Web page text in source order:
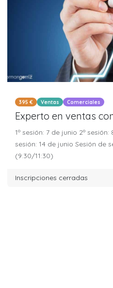
395 € Ventas Comerciales
Experto en ventas
1º sesión: 7 de junio 2º
sesión: 14 de junio Sesión de
(9:30/11:30)
Inscripciones cerradas